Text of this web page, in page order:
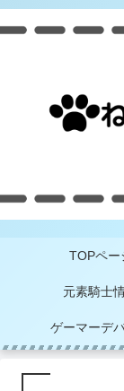
TOPペー
元素騎士
ゲーマーデ